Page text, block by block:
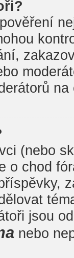
na
(nebo
o chod
jsou
nebo